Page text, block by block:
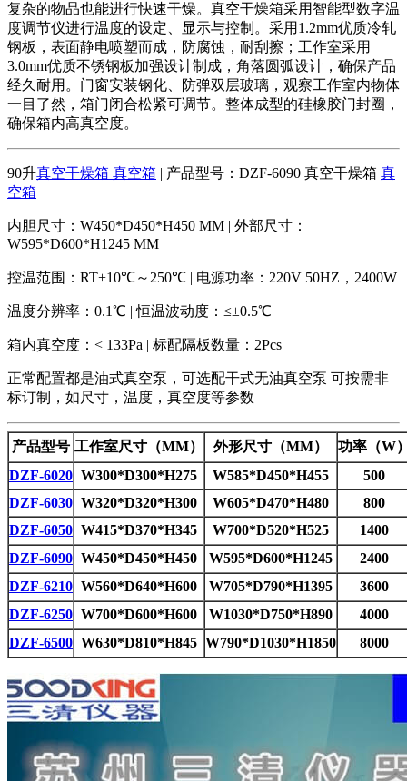
复杂的物品也能进行快速干燥。真空干燥箱采用智能型数字温
度调节仪进行温度的设定、显示与控制。采用1.2mm优质冷轧
钢板，表面静电喷塑而成，防腐蚀，耐刮擦；工作室采用
3.0mm优质不锈钢板加强设计制成，角落圆弧设计，确保产品
经久耐用。门窗安装钢化、防弹双层玻璃，观察工作室内物体
一目了然，箱门闭合松紧可调节。整体成型的硅橡胶门封圈，
确保箱内高真空度。
90升真空干燥箱 真空箱 | 产品型号：DZF-6090 真空干燥箱 真
空箱
内胆尺寸：W450*D450*H450 MM | 外部尺寸：
W595*D600*H1245 MM
控温范围：RT+10℃～250℃ | 电源功率：220V 50HZ，2400W
温度分辨率：0.1℃ | 恒温波动度：≤±0.5℃
箱内真空度：< 133Pa | 标配隔板数量：2Pcs
正常配置都是油式真空泵，可选配干式无油真空泵 可按需非
标订制，如尺寸，温度，真空度等参数
产品型号 工作室尺寸（MM） 外形尺寸（MM）
功率（W
DZF-6020 W300*D300*H275 W585*D450*H455
500
DZF-6030 W320*D320*H300 W605*D470*H480
800
DZF-6050 W415*D370*H345 W700*D520*H525
1400
DZF-6090 W450*D450*H450 W595*D600*H1245
2400
DZF-6210 W560*D640*H600 W705*D790*H1395
3600
DZF-6250 W700*D600*H600 W1030*D750*H890
4000
DZF-6500 W630*D810*H845 W790*D1030*H1850 8000